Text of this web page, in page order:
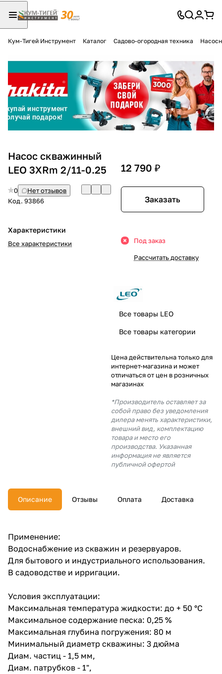
Кум-Тигей Инструмент Каталог Садово-огородная техника
Насос скважинный
LEO 3XRm 2/11-0.25
0
Нет отзывов
Код. 93866
Характеристики
Все характеристики
12 790 ₽
Заказать
Под заказ
Рассчитать доставку
Все товары LEO
Все товары категории
Цена действительна только для
интернет-магазина и может
отличаться от цен в розничных
магазинах
*Производитель оставляет за
собой право без уведомления
дилера менять характеристики,
внешний вид, комплектацию
товара и место его
производства. Указанная
информация не является
публичной офертой
Описание Отзывы Оплата Доставка
Применение:
Водоснабжение из скважин и резервуаров.
Для бытового и индустриального использования.
В садоводстве и ирригации.
Условия эксплуатации:
Максимальная температура жидкости: до + 50 °С
Максимальное содержание песка: 0,25 %
Максимальная глубина погружения: 80 м
Минимальный диаметр скважины: 3 дюйма
Диам. частиц - 1,5 мм,
Диам. патрубков - 1",
Разбейте
оплатуна части
без переплат
График платежей
Сегодня
25%
в корзину
% картой любого банка
% будут
с вашей карты
недели